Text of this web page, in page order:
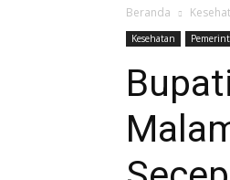
Beranda
Kesehatan